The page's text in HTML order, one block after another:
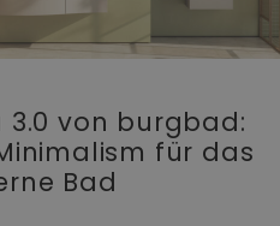
3.0 von burgbad:
für das
Bad